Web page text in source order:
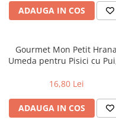
incaltaminte
Baterii, acumulatori si
incarcatoare
ADAUGA IN COS
Gourmet Mon Petit Hrana
Umeda pentru Pisici cu
16,80 Lei
ADAUGA IN COS